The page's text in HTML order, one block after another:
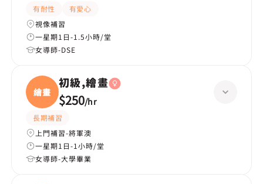
有耐性
有愛心
視像補習
一星期1日-1.5小時/堂
女導師-DSE
繪畫
初級,繪畫
$250/hr
長期補習
上門補習-將軍澳
一星期1日-1小時/堂
女導師-大學畢業